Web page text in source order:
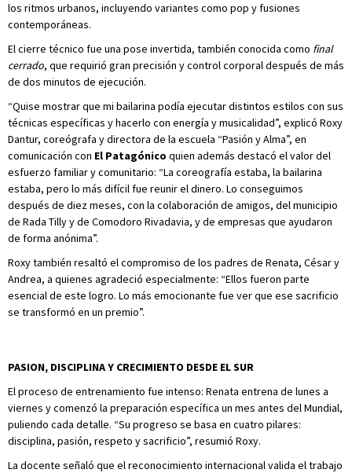
los ritmos urbanos, incluyendo variantes como pop y fusiones
contemporáneas.
El cierre técnico fue una pose invertida, también conocida como final
cerrado, que requirió gran precisión y control corporal después de más
de dos minutos de ejecución.
“Quise mostrar que mi bailarina podía ejecutar distintos estilos con sus
técnicas específicas y hacerlo con energía y musicalidad”, explicó Roxy
Dantur, coreógrafa y directora de la escuela “Pasión y Alma”, en
comunicación con El Patagónico quien además destacó el valor del
esfuerzo familiar y comunitario: “La coreografía estaba, la bailarina
estaba, pero lo más difícil fue reunir el dinero. Lo conseguimos
después de diez meses, con la colaboración de amigos, del municipio
de Rada Tilly y de Comodoro Rivadavia, y de empresas que ayudaron
de forma anónima”.
Roxy también resaltó el compromiso de los padres de Renata, César y
Andrea, a quienes agradeció especialmente: “Ellos fueron parte
esencial de este logro. Lo más emocionante fue ver que ese sacrificio
se transformó en un premio”.
PASION, DISCIPLINA Y CRECIMIENTO DESDE EL SUR
El proceso de entrenamiento fue intenso: Renata entrena de lunes a
viernes y comenzó la preparación específica un mes antes del Mundial,
puliendo cada detalle. “Su progreso se basa en cuatro pilares:
disciplina, pasión, respeto y sacrificio”, resumió Roxy.
La docente señaló que el reconocimiento internacional valida el trabajo